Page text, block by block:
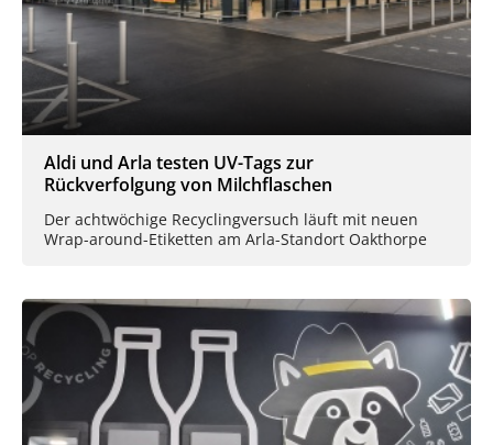
Aldi und Arla testen UV-Tags zur
Rückverfolgung von Milchflaschen
Der achtwöchige Recyclingversuch läuft mit neuen
Wrap-around-Etiketten am Arla-Standort Oakthorpe